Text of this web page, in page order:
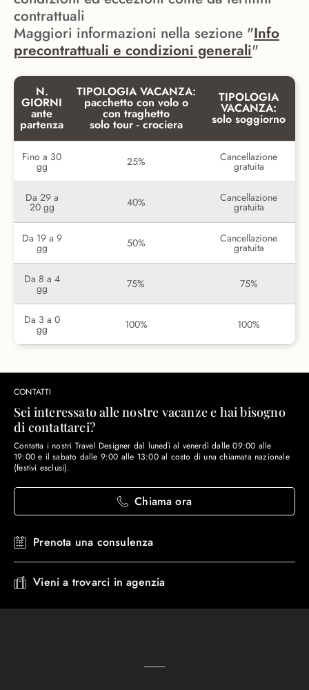
contrattuali
Maggiori informazioni nella sezione "Info
precontrattuali e condizioni generali"
N.
GIORNI
ante
partenza
TIPOLOGIA VACANZA:
pacchetto con volo o
con traghetto
solo tour - crociera
TIPOLOGIA
VACANZA:
solo soggiorno
Fino a 30
gg 25% Cancellazione
gratuita
Da 29 a
20 gg 40% Cancellazione
gratuita
Da 19 a 9
gg 50% Cancellazione
gratuita
Da 8 a 4
gg 75% 75%
Da 3 a 0
gg 100% 100%
CONTATTI
Sei interessato alle nostre vacanze e hai bisogno
di contattarci?
Contatta i nostri Travel Designer dal lunedì al venerdì dalle 09:00 alle
19:00 e il sabato dalle 9:00 alle 13:00 al costo di una chiamata nazionale
(festivi esclusi).
Chiama ora
Prenota una consulenza
Vieni a trovarci in agenzia